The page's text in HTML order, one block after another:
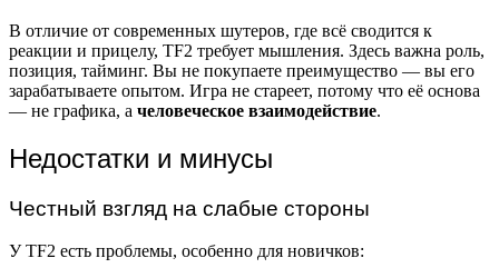
В отличие от современных шутеров, где всё сводится к
реакции и прицелу, TF2 требует мышления. Здесь важна роль,
позиция, тайминг. Вы не покупаете преимущество — вы его
зарабатываете опытом. Игра не стареет, потому что её основа
— не графика, а человеческое взаимодействие.
Недостатки и минусы
Честный взгляд на слабые стороны
У TF2 есть проблемы, особенно для новичков: